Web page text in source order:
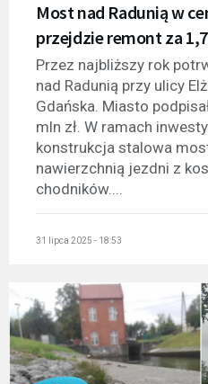
Most nad Radunią w
przejdzie remont za
Przez najbliższy rok
nad Radunią przy ulicy
Gdańska. Miasto
mln zł. W ramach
konstrukcja stalowa
nawierzchnią jezdni z
chodników....
31 lipca 2025 - 18:53